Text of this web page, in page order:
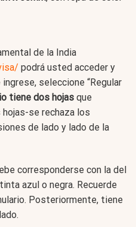
de la India
podrá usted acceder y
seleccione “Regular
tiene dos hojas que
se rechaza los
de lado y lado de la
corresponderse con la del
azul o negra. Recuerde
Posteriormente, tiene